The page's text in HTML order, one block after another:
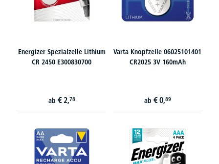
Energizer Spezialzelle Lithium
CR 2450 E300830700
ab € 2,78
Varta Knopfzelle 06025101401
CR2025 3V 160mAh
ab € 0,89